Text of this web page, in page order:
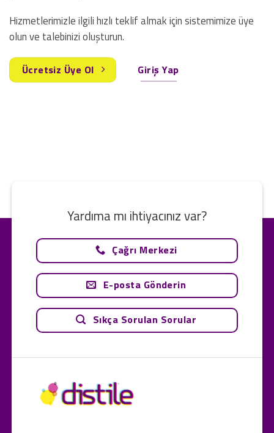
Hizmetlerimizle ilgili hızlı teklif almak için sistemimize üye
olun ve talebinizi oluşturun.
Ücretsiz Üye Ol Giriş Yap
Yardıma mı ihtiyacınız var?
Çağrı Merkezi
E-posta Gönderin
Sıkça Sorulan Sorular